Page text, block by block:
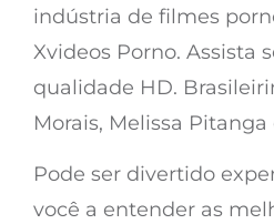
indústria de filmes
Xvideos Porno. Assista
qualidade HD.
Morais, Melissa
Pode ser divertido
você a entender as